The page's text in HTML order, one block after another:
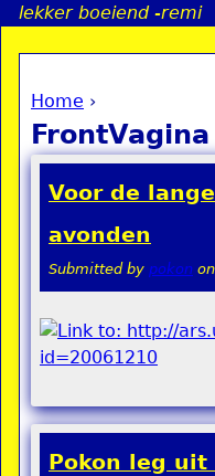
Jump
lekker boeiend -remi
You are here
Home ›
FrontVagina
Voor de
avonden
Submitted by pokon on
Pokon leg uit